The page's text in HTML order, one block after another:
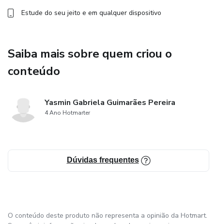
Estude do seu jeito e em qualquer dispositivo
Saiba mais sobre quem criou o
conteúdo
Yasmin Gabriela Guimarães Pereira
4 Ano Hotmarter
Dúvidas frequentes
O conteúdo deste produto não representa a opinião da Hotmart.